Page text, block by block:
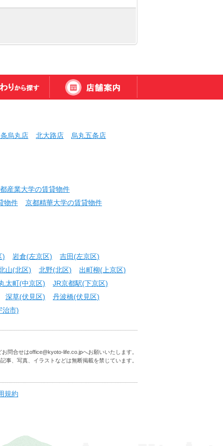
烏丸店 北大路店
烏丸五条店
産業大学の賃貸物件
物件
京都精華大学の賃貸物件
) 岩倉(左京区)
吉田(左京区)
山(北区) 北野(北区)
出町柳(上京区)
太町(中京区)
JR京都駅(下京区)
深草(伏見区)
丹波橋(伏見区)
治市)
問合せはoffice@kyoto-life.co.jpへお願いいたします。
事、写真、イラストなどは無断掲載を禁じています。
規約